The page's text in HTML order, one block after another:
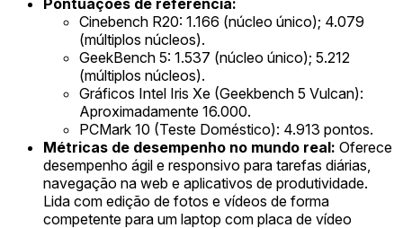
Pontuações de referência:
Cinebench R20: 1.166 (núcleo único); 4.079
(múltiplos núcleos).
GeekBench 5: 1.537 (núcleo único); 5.212
(múltiplos núcleos).
Gráficos Intel Iris Xe (Geekbench 5 Vulcan):
Aproximadamente 16.000.
PCMark 10 (Teste Doméstico): 4.913 pontos.
Métricas de desempenho no mundo real: Oferece
desempenho ágil e responsivo para tarefas diárias,
navegação na web e aplicativos de produtividade.
Lida com edição de fotos e vídeos de forma
competente para um laptop com placa de vídeo